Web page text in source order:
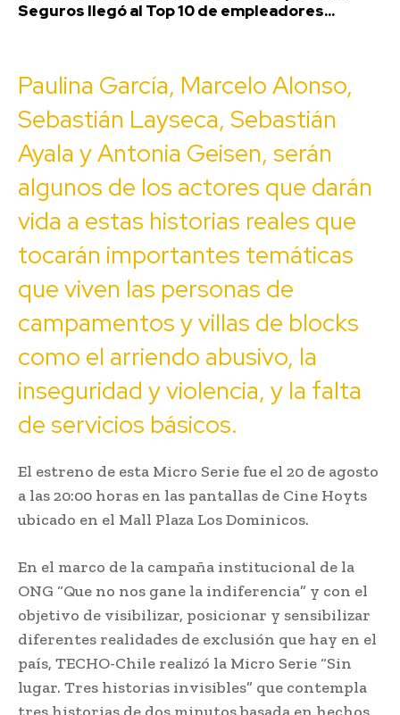
Seguros llegó al Top 10 de empleadores...
Paulina García, Marcelo Alonso,
Sebastián Layseca, Sebastián
Ayala y Antonia Geisen, serán
algunos de los actores que darán
vida a estas historias reales que
tocarán importantes temáticas
que viven las personas de
campamentos y villas de blocks
como el arriendo abusivo, la
inseguridad y violencia, y la falta
de servicios básicos.
El estreno de esta Micro Serie fue el 20 de agosto
a las 20:00 horas en las pantallas de Cine Hoyts
ubicado en el Mall Plaza Los Dominicos.
En el marco de la campaña institucional de la
ONG “Que no nos gane la indiferencia” y con el
objetivo de visibilizar, posicionar y sensibilizar
diferentes realidades de exclusión que hay en el
país, TECHO-Chile realizó la Micro Serie “Sin
lugar. Tres historias invisibles” que contempla